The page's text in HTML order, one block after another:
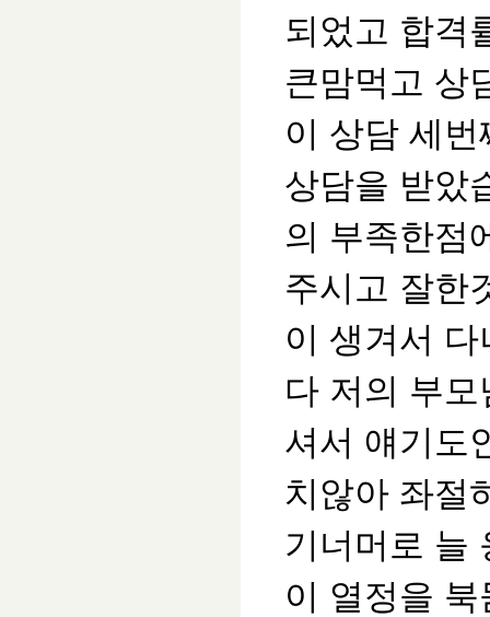
되었고 합격
큰맘먹고 상
이 상담 세
상담을 받았
의 부족한점
주시고 잘한
이 생겨서
다 저의 부
셔서 얘기도
치않아 좌절
기너머로 늘
이 열정을